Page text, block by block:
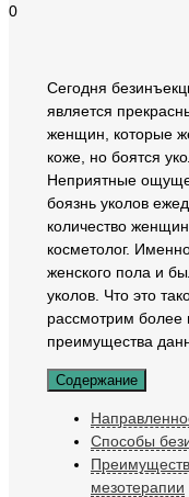
0
Сегодня
является
женщин, которые
коже, но боятся
Неприятные
боязнь уколов
количество
косметолог.
женского пола и
уколов. Что это
рассмотрим более
преимущества
Содержание
Способы
мезотерапии